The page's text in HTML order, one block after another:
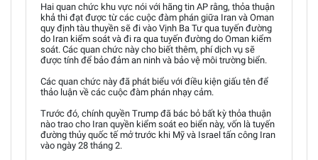
Hai quan chức khu vực nói với hãng tin AP rằng, thỏa thuận
khả thi đạt được từ các cuộc đàm phán giữa Iran và Oman
quy định tàu thuyền sẽ đi vào Vịnh Ba Tư qua tuyến đường
do Iran kiểm soát và đi ra qua tuyến đường do Oman kiểm
soát. Các quan chức này cho biết thêm, phí dịch vụ sẽ
được tính để bảo đảm an ninh và bảo vệ môi trường biển.
Các quan chức này đã phát biểu với điều kiện giấu tên để
thảo luận về các cuộc đàm phán nhạy cảm.
Trước đó, chính quyền Trump đã bác bỏ bất kỳ thỏa thuận
nào trao cho Iran quyền kiểm soát eo biển này, vốn là tuyến
đường thủy quốc tế mở trước khi Mỹ và Israel tấn công Iran
vào ngày 28 tháng 2.